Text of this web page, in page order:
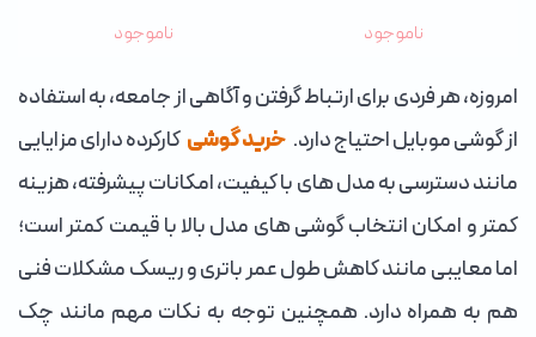
ناموجود ناموجود
امروزه، هر فردی برای ارتباط گرفتن و آگاهی از جامعه، به استفاده
از گوشی موبایل احتیاج دارد. خرید گوشی کارکرده دارای مزایایی
مانند دسترسی به مدل های با کیفیت، امکانات پیشرفته، هزینه
کمتر و امکان انتخاب گوشی های مدل بالا با قیمت کمتر است؛
اما معایبی مانند کاهش طول عمر باتری و ریسک مشکلات فنی
هم به همراه دارد. همچنین توجه به نکات مهم مانند چک